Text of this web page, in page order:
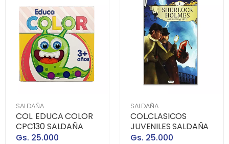
SALDAÑA
COL. EDUCA COLOR
CPC130 SALDAÑA
Gs. 25.000
SALDAÑA
COL.CLASICOS
JUVENILES SALDAÑA
Gs. 25.000